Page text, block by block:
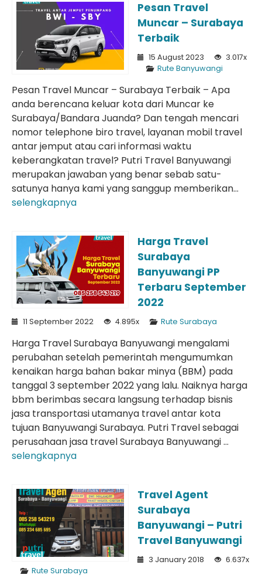
Pesan Travel
Muncar – Surabaya
Terbaik
15 August 2023
3.017x
Rute Banyuwangi
Pesan Travel Muncar – Surabaya Terbaik – Apa
anda berencana keluar kota dari Muncar ke
Surabaya/Bandara Juanda? Dan tengah mencari
nomor telephone biro travel, layanan mobil travel
antar jemput atau cari informasi waktu
keberangkatan travel? Putri Travel Banyuwangi
merupakan jawaban yang benar sebab satu-
satunya hanya kami yang sanggup memberikan...
selengkapnya
Harga Travel
Surabaya
Banyuwangi PP
Terbaru September
2022
11 September 2022 4.895x Rute Surabaya
Harga Travel Surabaya Banyuwangi mengalami
perubahan setelah pemerintah mengumumkan
kenaikan harga bahan bakar minya (BBM) pada
tanggal 3 september 2022 yang lalu. Naiknya harga
bbm berimbas secara langsung terhadap bisnis
jasa transportasi utamanya travel antar kota
tujuan Banyuwangi Surabaya. Putri Travel sebagai
perusahaan jasa travel Surabaya Banyuwangi ...
selengkapnya
Travel Agent
Surabaya
Banyuwangi – Putri
Travel Banyuwangi
3 January 2018
6.637x
Rute Surabaya